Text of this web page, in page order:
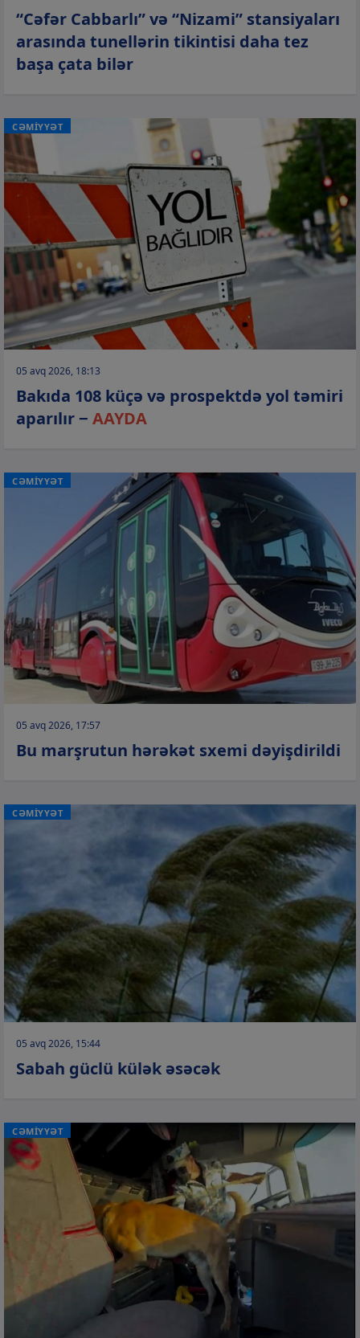
“Cəfər Cabbarlı” və “Nizami” stansiyaları
arasında tunellərin tikintisi daha tez
başa çata bilər
CƏMİYYƏT
05 avq 2026, 18:13
Bakıda 108 küçə və prospektdə yol təmiri
aparılır − AAYDA
CƏMİYYƏT
05 avq 2026, 17:57
Bu marşrutun hərəkət sxemi dəyişdirildi
CƏMİYYƏT
05 avq 2026, 15:44
Sabah güclü külək əsəcək
CƏMİYYƏT